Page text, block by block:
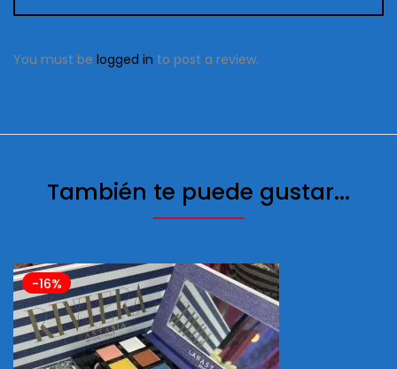
You must be logged in to post a review.
También te puede gustar...
-16%